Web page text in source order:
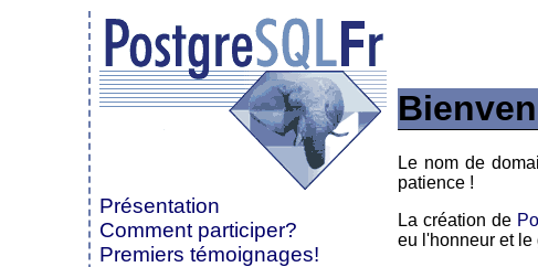
Présentation
Comment participer?
Premiers témoignages!
Le nom de
patience !
La création de
eu l'honneur et